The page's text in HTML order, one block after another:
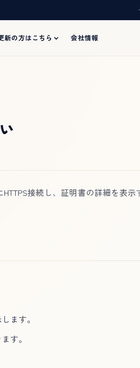
新の方はこちら 会社情報
接続し、証明書の詳細を表示
ます。
す。